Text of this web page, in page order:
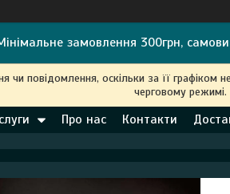
замовлення 300грн,
повідомлення, оскільки за її
черговому режимі.
Про нас Контакти